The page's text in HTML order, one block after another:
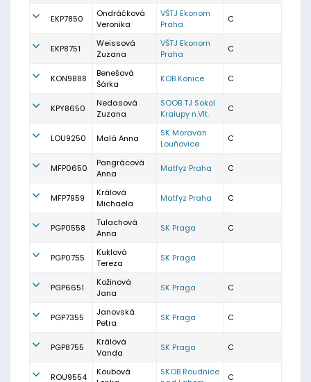
EKP7850
Ondráčková
Veronika
VŠTJ Ekonom
Praha
C
EKP8751
Weissová
Zuzana
VŠTJ Ekonom
Praha
C
KON9888
Benešová
Šárka
KOB Konice C
KPY8650
Nedasová
Zuzana
SOOB TJ Sokol
Kralupy n.Vlt.
C
LOU9250 Malá Anna
SK Moravan
Louňovice
C
MFP0650
Pangrácová
Anna
Matfyz Praha C
MFP7959
Králová
Michaela
Matfyz Praha C
PGP0558
Tulachová
Anna
SK Praga C
PGP0755
Kuklová
Tereza
SK Praga
PGP6651
Kožinová
Jana
SK Praga C
PGP7355
Janovská
Petra
SK Praga C
PGP8755
Králová
Vanda
SK Praga C
ROU9554
Koubová
SKOB Roudnice
C